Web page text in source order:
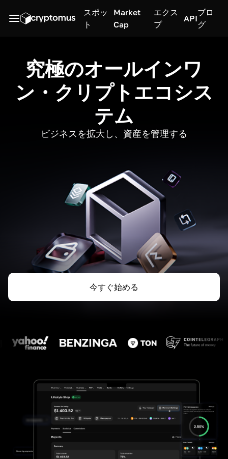
スポッ
ト
Market
Cap
エクス
プ
API
ブロ
グ
究極のオールインワ
ン・クリプトエコシス
テム
ビジネスを拡大し、資産を管理する
今すぐ始める